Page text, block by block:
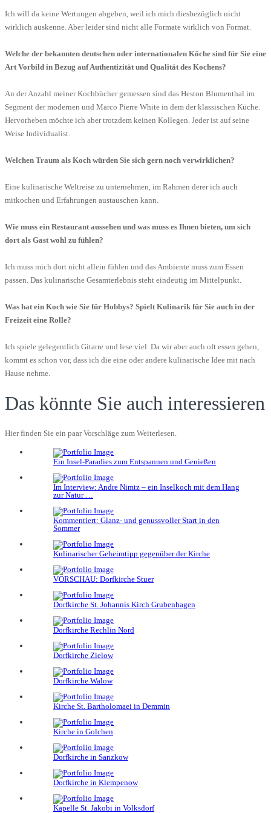
Ich will da keine Wertungen abgeben, weil ich mich diesbezüglich nicht
wirklich auskenne. Aber leider sind nicht alle Formate wirklich von Format.
Welche der bekannten deutschen oder internationalen Köche sind für Sie eine
Art Vorbild in Bezug auf Authentizität und Qualität des Kochens?
An der Anzahl meiner Kochbücher gemessen sind das Heston Blumenthal im
Segment der modernen und Marco Pierre White in dem der klassischen Küche.
Hervorheben möchte ich aber trotzdem keinen Kollegen. Jeder ist auf seine
Weise Individualist.
Welchen Traum als Koch würden Sie sich gern noch verwirklichen?
Eine kulinarische Weltreise zu unternehmen, im Rahmen derer ich auch
mitkochen und Erfahrungen austauschen kann.
Wie muss ein Restaurant aussehen und was muss es Ihnen bieten, um sich
dort als Gast wohl zu fühlen?
Ich muss mich dort nicht allein fühlen und das Ambiente muss zum Essen
passen. Das kulinarische Gesamterlebnis steht eindeutig im Mittelpunkt.
Was hat ein Koch wie Sie für Hobbys? Spielt Kulinarik für Sie auch in der
Freizeit eine Rolle?
Ich spiele gelegentlich Gitarre und lese viel. Da wir aber auch oft essen gehen,
kommt es schon vor, dass ich die eine oder andere kulinarische Idee mit nach
Hause nehme.
Das könnte Sie auch interessieren
Hier finden Sie ein paar Vorschläge zum Weiterlesen.
Ein Insel-Paradies zum Entspannen und Genießen
Im Interview: Andre Nimtz – ein Inselkoch mit dem Hang
zur Natur …
Kommentiert: Glanz- und genussvoller Start in den
Sommer
Kulinarischer Geheimtipp gegenüber der Kirche
VORSCHAU: Dorfkirche Stuer
Dorfkirche St. Johannis Kirch Grubenhagen
Dorfkirche Rechlin Nord
Dorfkirche Zielow
Dorfkirche Walow
Kirche St. Bartholomaei in Demmin
Kirche in Golchen
Dorfkirche in Sanzkow
Dorfkirche in Klempenow
Kapelle St. Jakobi in Volksdorf